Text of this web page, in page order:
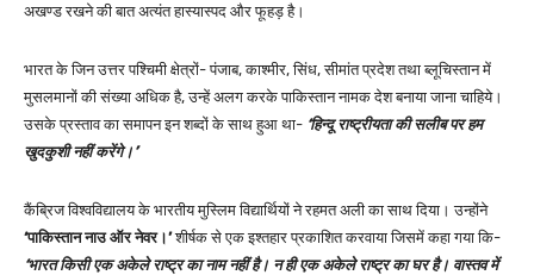
अखण्ड रखने की बात अत्यंत हास्यास्पद और फूहड़ है।
भारत के जिन उत्तर पश्चिमी क्षेत्रों- पंजाब, काश्मीर, सिंध, सीमांत प्रदेश तथा ब्लूचिस्तान में
मुसलमानों की संख्या अधिक है, उन्हें अलग करके पाकिस्तान नामक देश बनाया जाना चाहिये।
उसके प्रस्ताव का समापन इन शब्दों के साथ हुआ था- ‘हिन्दू राष्ट्रीयता की सलीब पर हम
खुदकुशी नहीं करेंगे।’
कैंब्रिज विश्वविद्यालय के भारतीय मुस्लिम विद्यार्थियों ने रहमत अली का साथ दिया। उन्होंने
‘पाकिस्तान नाउ ऑर नेवर।’शीर्षक से एक इश्तहार प्रकाशित करवाया जिसमें कहा गया कि-
‘भारत किसी एक अकेले राष्ट्र का नाम नहीं है। न ही एक अकेले राष्ट्र का घर है। वास्तव में